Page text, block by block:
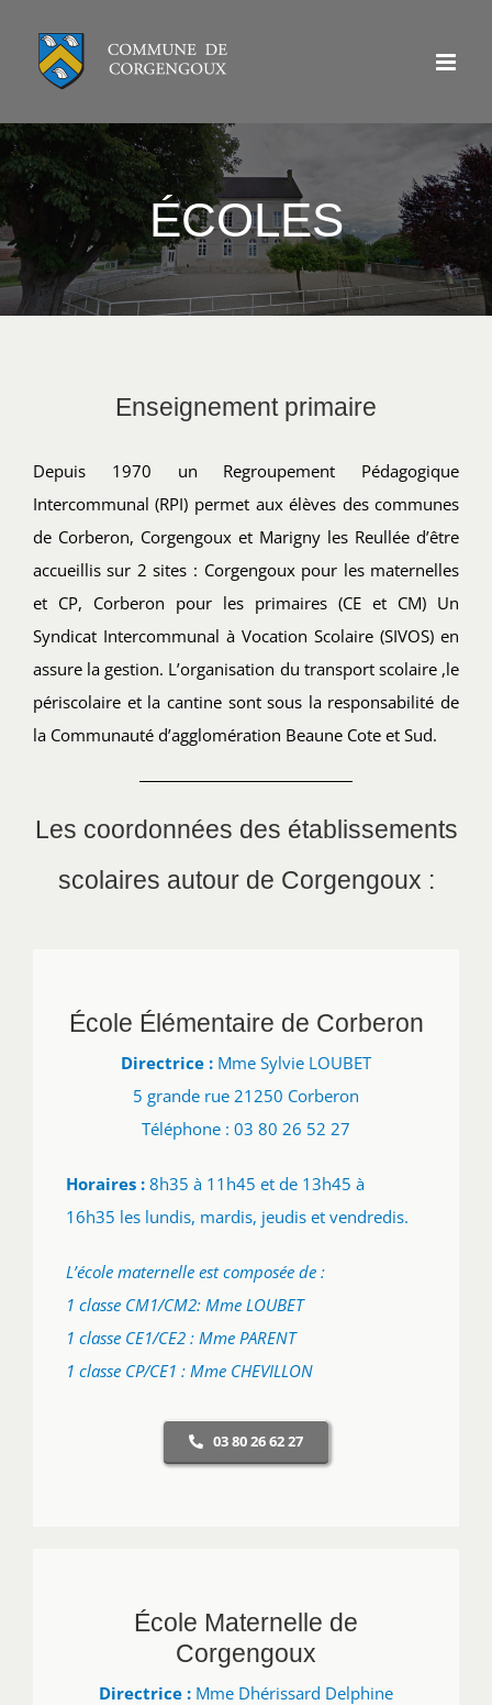
contenu
ÉCOLES
Enseignement primaire
Depuis 1970 un Regroupement Pédagogique
Intercommunal (RPI) permet aux élèves des communes
de Corberon, Corgengoux et Marigny les Reullée d’être
accueillis sur 2 sites : Corgengoux pour les maternelles
et CP, Corberon pour les primaires (CE et CM) Un
Syndicat Intercommunal à Vocation Scolaire (SIVOS) en
assure la gestion. L’organisation du transport scolaire ,le
périscolaire et la cantine sont sous la responsabilité de
la Communauté d’agglomération Beaune Cote et Sud.
Les coordonnées des établissements
scolaires autour de Corgengoux :
École Élémentaire de Corberon
Directrice : Mme Sylvie LOUBET
5 grande rue 21250 Corberon
Téléphone : 03 80 26 52 27
Horaires : 8h35 à 11h45 et de 13h45 à
16h35 les lundis, mardis, jeudis et vendredis.
L’école maternelle est composée de :
1 classe CM1/CM2: Mme LOUBET
1 classe CE1/CE2 : Mme PARENT
1 classe CP/CE1 : Mme CHEVILLON
03 80 26 62 27
École Maternelle de
Corgengoux
Directrice : Mme Dhérissard Delphine